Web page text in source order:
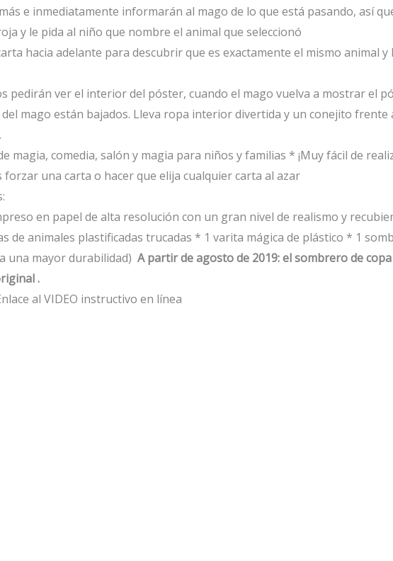
e inmediatamente informarán al mago de lo que está pasando, así
y le pida al niño que nombre el animal que seleccionó
hacia adelante para descubrir que es exactamente el mismo animal y
pedirán ver el interior del póster, cuando el mago vuelva a mostrar el
mago están bajados. Lleva ropa interior divertida y un conejito frente
magia, comedia, salón y magia para niños y familias * ¡Muy fácil de
forzar una carta o hacer que elija cualquier carta al azar
en papel de alta resolución con un gran nivel de realismo y
de animales plastificadas trucadas * 1 varita mágica de plástico * 1
una mayor durabilidad) A partir de agosto de 2019: el sombrero de
.
al VIDEO instructivo en línea